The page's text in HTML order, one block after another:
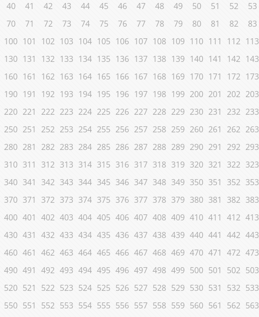
40 41 42 43 44 45 46 47 48 49 50 51 52 53
70 71 72 73 74 75 76 77 78 79 80 81 82 83
100 101 102 103 104 105 106 107 108 109 110 111 112 113
130 131 132 133 134 135 136 137 138 139 140 141 142 143
160 161 162 163 164 165 166 167 168 169 170 171 172 173
190 191 192 193 194 195 196 197 198 199 200 201 202 203
220 221 222 223 224 225 226 227 228 229 230 231 232 233
250 251 252 253 254 255 256 257 258 259 260 261 262 263
280 281 282 283 284 285 286 287 288 289 290 291 292 293
310 311 312 313 314 315 316 317 318 319 320 321 322 323
340 341 342 343 344 345 346 347 348 349 350 351 352 353
370 371 372 373 374 375 376 377 378 379 380 381 382 383
400 401 402 403 404 405 406 407 408 409 410 411 412 413
430 431 432 433 434 435 436 437 438 439 440 441 442 443
460 461 462 463 464 465 466 467 468 469 470 471 472 473
490 491 492 493 494 495 496 497 498 499 500 501 502 503
520 521 522 523 524 525 526 527 528 529 530 531 532 533
550 551 552 553 554 555 556 557 558 559 560 561 562 563